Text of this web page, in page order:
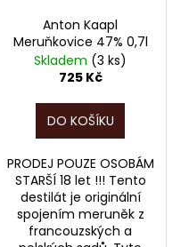
Anton Kaapl
Meruňkovice 47% 0,7l
Skladem (3 ks)
725 Kč
DO KOŠÍKU
PRODEJ POUZE OSOBÁM
STARŠÍ 18 let !!! Tento
destilát je originální
spojením meruněk z
francouzských a